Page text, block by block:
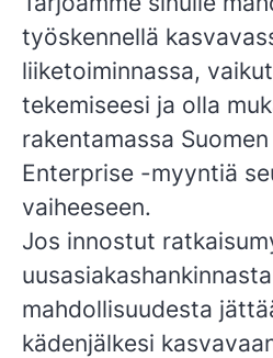
työskennellä
liiketoiminnassa,
tekemiseesi ja olla
rakentamassa
Enterprise -myyntiä
vaiheeseen.
Jos innostut
mahdollisuudesta
kädenjälkesi